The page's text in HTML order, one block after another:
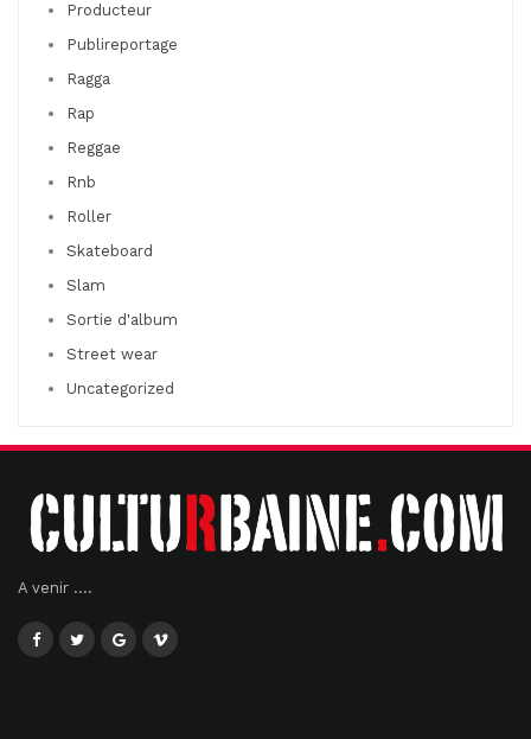
Producteur
Publireportage
Ragga
Rap
Reggae
Rnb
Roller
Skateboard
Slam
Sortie d'album
Street wear
Uncategorized
A venir ....